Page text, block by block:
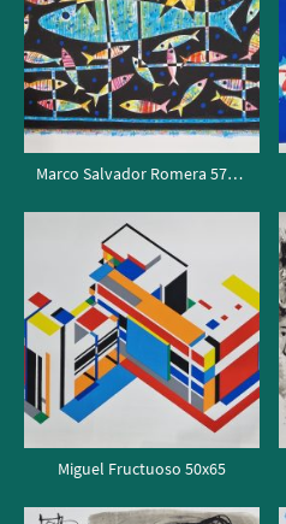
Marco Salvador Romera 57x76
Miguel Fructuoso 50x65